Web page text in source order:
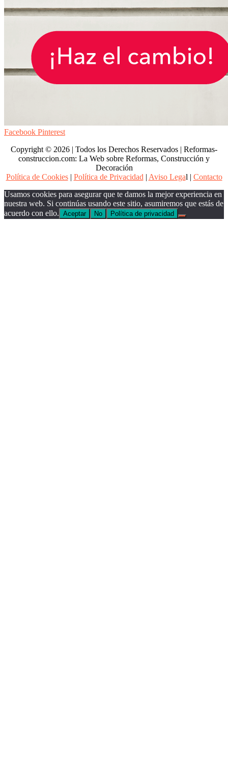
Facebook Pinterest
Copyright © 2026 | Todos los Derechos Reservados | Reformas-
construccion.com: La Web sobre Reformas, Construcción y
Decoración
Política de Cookies| Política de Privacidad| Aviso Legal | Contacto
Usamos cookies para asegurar que te damos la mejor experiencia en
nuestra web. Si continúas usando este sitio, asumiremos que estás de
acuerdo con ello. Aceptar No Política de privacidad